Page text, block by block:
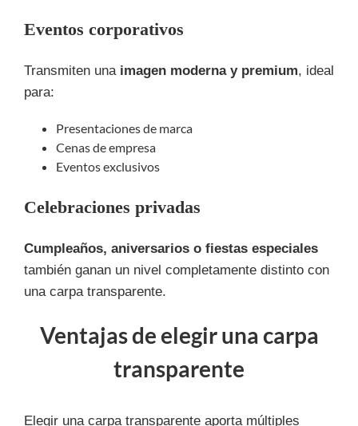
Eventos corporativos
Transmiten una imagen moderna y premium, ideal
para:
Presentaciones de marca
Cenas de empresa
Eventos exclusivos
Celebraciones privadas
Cumpleaños, aniversarios o fiestas especiales
también ganan un nivel completamente distinto con
una carpa transparente.
Ventajas de elegir una carpa
transparente
Elegir una carpa transparente aporta múltiples